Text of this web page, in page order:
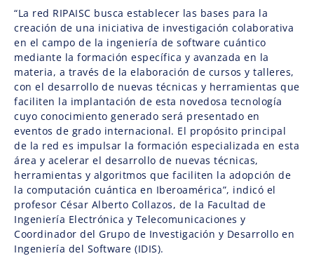
“La red RIPAISC busca establecer las bases para la
creación de una iniciativa de investigación colaborativa
en el campo de la ingeniería de software cuántico
mediante la formación específica y avanzada en la
materia, a través de la elaboración de cursos y talleres,
con el desarrollo de nuevas técnicas y herramientas que
faciliten la implantación de esta novedosa tecnología
cuyo conocimiento generado será presentado en
eventos de grado internacional. El propósito principal
de la red es impulsar la formación especializada en esta
área y acelerar el desarrollo de nuevas técnicas,
herramientas y algoritmos que faciliten la adopción de
la computación cuántica en Iberoamérica”, indicó el
profesor César Alberto Collazos, de la Facultad de
Ingeniería Electrónica y Telecomunicaciones y
Coordinador del Grupo de Investigación y Desarrollo en
Ingeniería del Software (IDIS).